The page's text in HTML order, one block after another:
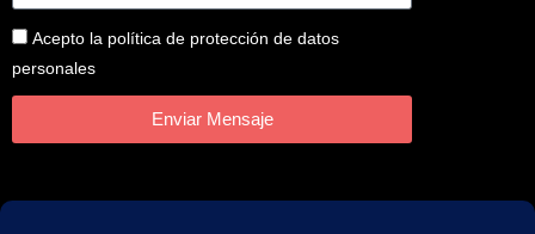
Acepto la política de protección de datos
personales
Enviar Mensaje